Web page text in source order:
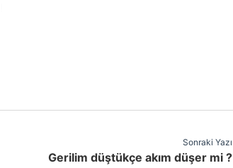
Sonraki Yazı
Gerilim düştükçe akım düşer mi ?